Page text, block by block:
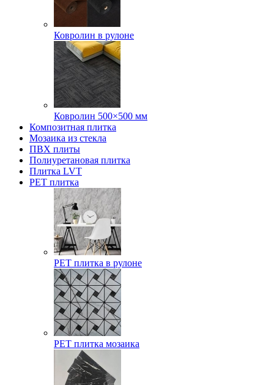
Ковролин в рулоне
Ковролин 500×500 мм
Композитная плитка
Мозаика из стекла
ПВХ плиты
Полиуретановая плитка
Плитка LVT
РЕТ плитка
РЕТ плитка в рулоне
РЕТ плитка мозаика